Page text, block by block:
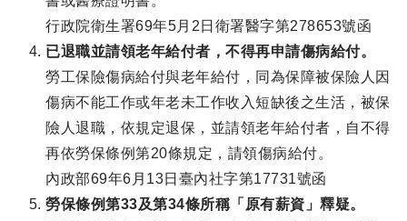
行政院衛生署69年5月2日衛署醫字第278653號函
已退職並請領老年給付者，不得再申請傷病給付。
勞工保險傷病給付與老年給付，同為保障被保險人因
傷病不能工作或年老未工作收入短缺後之生活，被保
險人退職，依規定退保，並請領老年給付者，自不得
再依勞保條例第20條規定，請領傷病給付。
內政部69年6月13日臺內社字第17731號函
勞保條例第33及第34條所稱「原有薪資」釋疑。